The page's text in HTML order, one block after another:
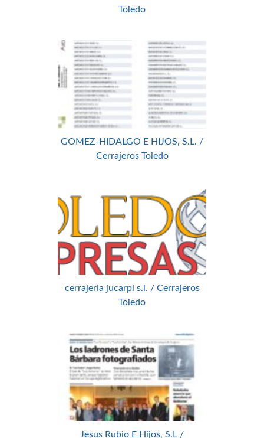
Toledo
GOMEZ-HIDALGO E HIJOS, S.L. /
Cerrajeros Toledo
cerrajeria jucarpi s.l. / Cerrajeros
Toledo
Jesus Rubio E Hijos, S.L /